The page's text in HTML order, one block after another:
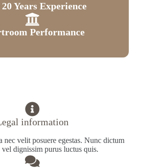
Years Experience
Performance
information
velit posuere egestas. Nunc dictum
vel dignissim purus luctus quis.